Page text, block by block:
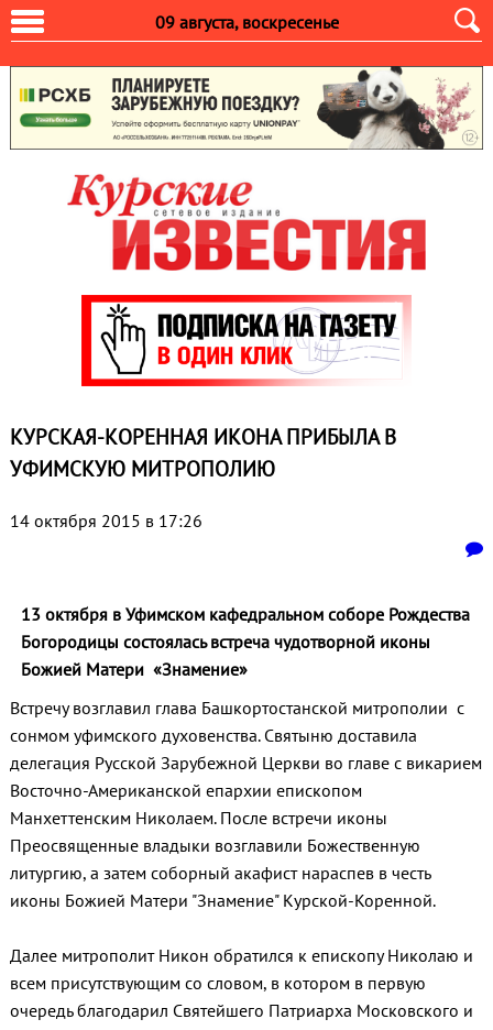
09 августа, воскресенье
КУРСКАЯ-КОРЕННАЯ ИКОНА ПРИБЫЛА В
УФИМСКУЮ МИТРОПОЛИЮ
14 октября 2015 в 17:26
13 октября в Уфимском кафедральном соборе Рождества
Богородицы состоялась встреча чудотворной иконы
Божией Матери «Знамение»
Встречу возглавил глава Башкортостанской митрополии с
сонмом уфимского духовенства. Святыню доставила
делегация Русской Зарубежной Церкви во главе с викарием
Восточно-Американской епархии епископом
Манхеттенским Николаем. После встречи иконы
Преосвященные владыки возглавили Божественную
литургию, а затем соборный акафист нараспев в честь
иконы Божией Матери "Знамение" Курской-Коренной.
Далее митрополит Никон обратился к епископу Николаю и
всем присутствующим со словом, в котором в первую
очередь благодарил Святейшего Патриарха Московского и